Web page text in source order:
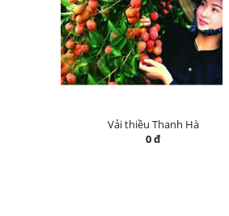
Vải thiều Thanh Hà
0 đ